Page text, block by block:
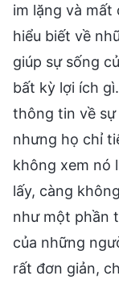
im lặng và
hiểu biết về
giúp sự sống
bất kỳ lợi ích
thông tin về sự
nhưng họ chỉ
không xem nó
lấy, càng
như một phần
của những
rất đơn giản,